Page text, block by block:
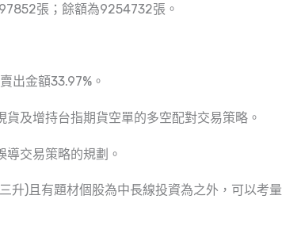
張；餘額為9254732張。
出金額33.97%。
及增持台指期貨空單的多空配對交易策略。
交易策略的規劃。
升)且有題材個股為中長線投資為之外，可以考量